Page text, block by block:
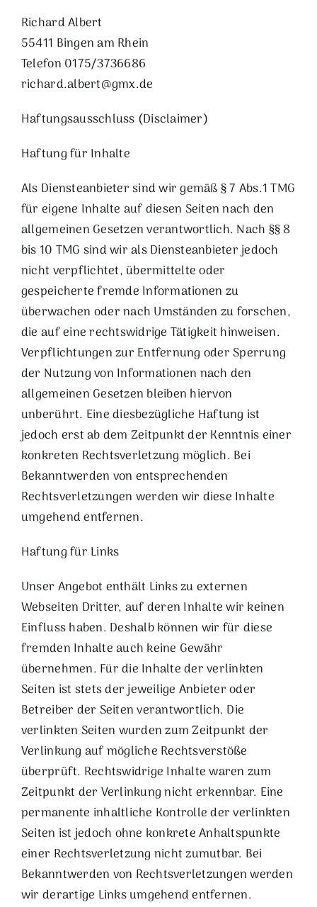
Richard Albert
55411 Bingen am Rhein
Telefon 0175/3736686
richard.albert@gmx.de
Haftungsausschluss (Disclaimer)
Haftung für Inhalte
Als Diensteanbieter sind wir gemäß § 7 Abs.1 TMG
für eigene Inhalte auf diesen Seiten nach den
allgemeinen Gesetzen verantwortlich. Nach §§ 8
bis 10 TMG sind wir als Diensteanbieter jedoch
nicht verpflichtet, übermittelte oder
gespeicherte fremde Informationen zu
überwachen oder nach Umständen zu forschen,
die auf eine rechtswidrige Tätigkeit hinweisen.
Verpflichtungen zur Entfernung oder Sperrung
der Nutzung von Informationen nach den
allgemeinen Gesetzen bleiben hiervon
unberührt. Eine diesbezügliche Haftung ist
jedoch erst ab dem Zeitpunkt der Kenntnis einer
konkreten Rechtsverletzung möglich. Bei
Bekanntwerden von entsprechenden
Rechtsverletzungen werden wir diese Inhalte
umgehend entfernen.
Haftung für Links
Unser Angebot enthält Links zu externen
Webseiten Dritter, auf deren Inhalte wir keinen
Einfluss haben. Deshalb können wir für diese
fremden Inhalte auch keine Gewähr
übernehmen. Für die Inhalte der verlinkten
Seiten ist stets der jeweilige Anbieter oder
Betreiber der Seiten verantwortlich. Die
verlinkten Seiten wurden zum Zeitpunkt der
Verlinkung auf mögliche Rechtsverstöße
überprüft. Rechtswidrige Inhalte waren zum
Zeitpunkt der Verlinkung nicht erkennbar. Eine
permanente inhaltliche Kontrolle der verlinkten
Seiten ist jedoch ohne konkrete Anhaltspunkte
einer Rechtsverletzung nicht zumutbar. Bei
Bekanntwerden von Rechtsverletzungen werden
wir derartige Links umgehend entfernen.